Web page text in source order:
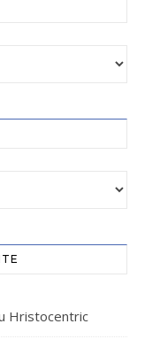
Hristocentric